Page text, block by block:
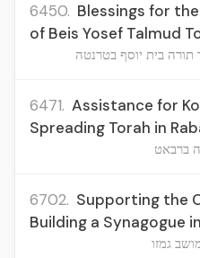
6450. Blessings for
of Beis Yosef Talmud
תורה בית יוסף בטרנטה
6471. Assistance for
Spreading Torah in
ברבאט
6702. Supporting the
Building a Synagogue
גמזו